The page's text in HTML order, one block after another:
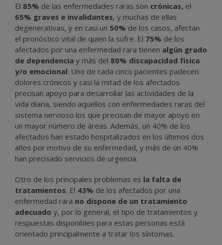
El 85% de las enfermedades raras son crónicas, el
65% graves e invalidantes, y muchas de ellas
degenerativas, y en casi un 50% de los casos, afectan
el pronóstico vital de quien la sufre. El 75% de los
afectados por una enfermedad rara tienen algún grado
de dependencia y más del 80% discapacidad física
y/o emocional. Uno de cada cinco pacientes padecen
dolores crónicos y casi la mitad de los afectados
precisan apoyo para desarrollar las actividades de la
vida diaria, siendo aquellos con enfermedades raras del
sistema nervioso los que precisan de mayor apoyo en
un mayor número de áreas. Además, un 40% de los
afectados han estado hospitalizados en los últimos dos
años por motivo de su enfermedad, y más de un 40%
han precisado servicios de urgencia.
Otro de los principales problemas es la falta de
tratamientos. El 43% de los afectados por una
enfermedad rara no dispone de un tratamiento
adecuado y, por lo general, el tipo de tratamientos y
respuestas disponibles para estas personas está
orientado principalmente a tratar los síntomas.